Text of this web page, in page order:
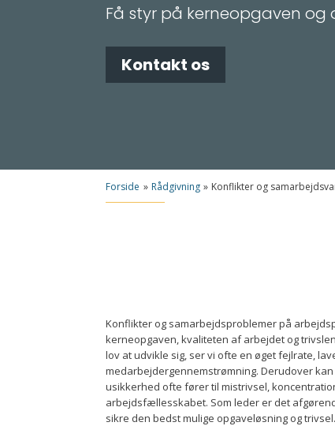
Få styr på kerneopgaven og
Kontakt os
Forside » Rådgivning » Konflikter og
Konflikter og samarbejdsproblemer på
kerneopgaven, kvaliteten af arbejdet og
lov at udvikle sig, ser vi ofte en øget fejlrate,
medarbejdergennemstrømning. Derudover
usikkerhed ofte fører til mistrivsel,
arbejdsfællesskabet. Som leder er det
sikre den bedst mulige opgaveløsning og trivsel.